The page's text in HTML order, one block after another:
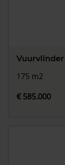
Vuurvlinder
175 m2
€ 585.000